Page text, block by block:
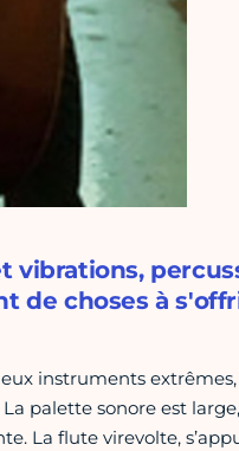
vibrations,
de choses à
instruments
palette sonore est
La flute virevolte,